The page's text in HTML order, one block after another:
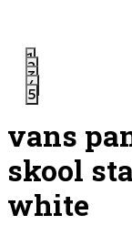
1
2
3
4
5
vans
skool
white